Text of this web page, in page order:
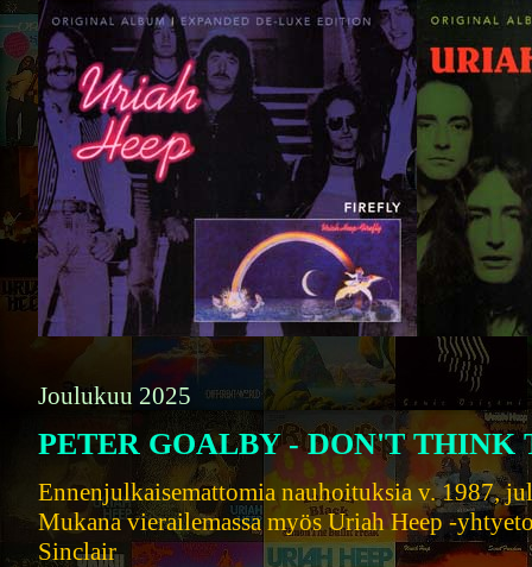
Joulukuu 2025
PETER GOALBY - DON'T THINK
Ennenjulkaisemattomia nauhoituksia v. 1987,
Mukana vierailemassa myös Uriah Heep -
Sinclair